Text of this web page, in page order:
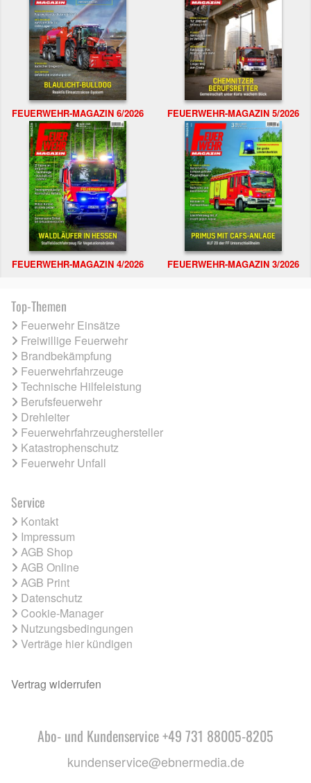
FEUERWEHR-MAGAZIN 6/2026 FEUERWEHR-MAGAZIN 5/2026
FEUERWEHR-MAGAZIN 4/2026 FEUERWEHR-MAGAZIN 3/2026
Top-Themen
Feuerwehr Einsätze
Freiwillige Feuerwehr
Brandbekämpfung
Feuerwehrfahrzeuge
Technische Hilfeleistung
Berufsfeuerwehr
Drehleiter
Feuerwehrfahrzeughersteller
Katastrophenschutz
Feuerwehr Unfall
Service
Kontakt
Impressum
AGB Shop
AGB Online
AGB Print
Datenschutz
Cookie-Manager
Nutzungsbedingungen
Verträge hier kündigen
Vertrag widerrufen
Abo- und Kundenservice +49 731 88005-8205
kundenservice@ebnermedia.de